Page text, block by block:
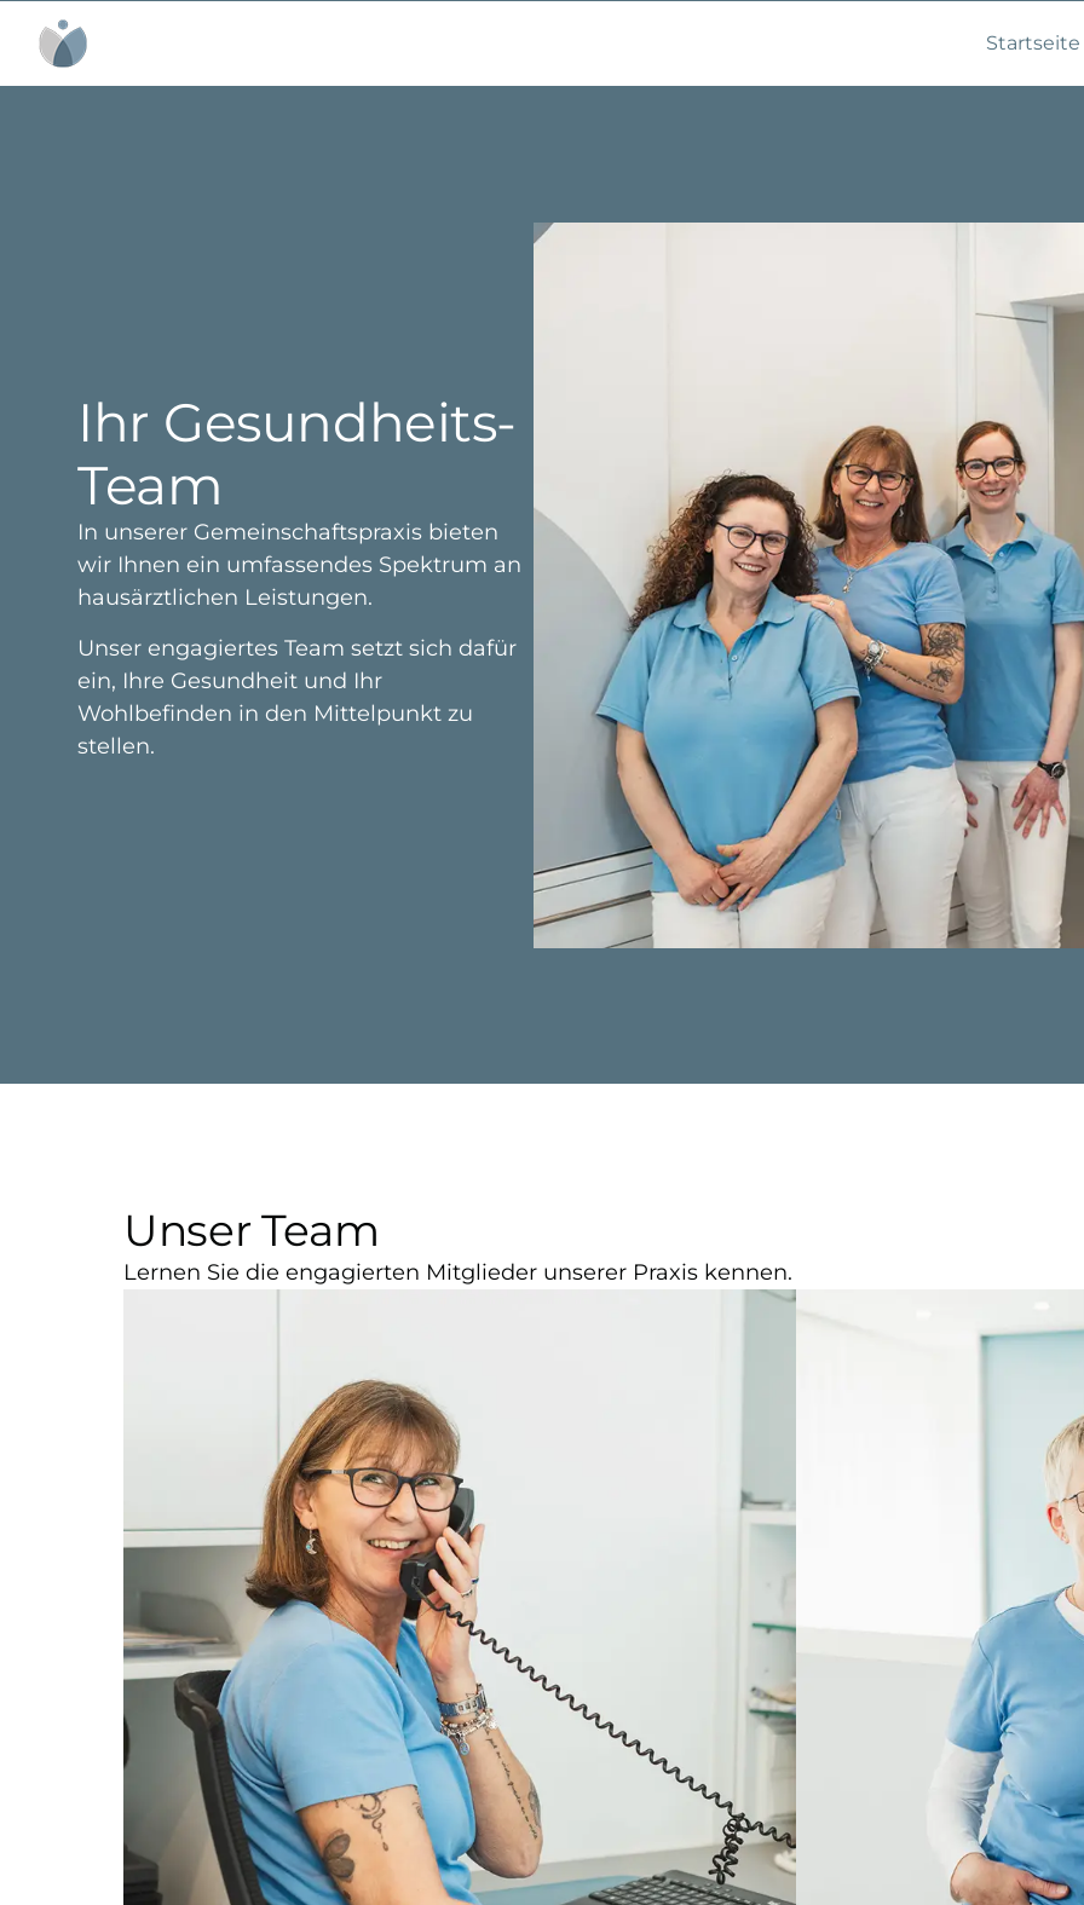
springen
Startseite
Ihr Gesundheits-
Team
In unserer Gemeinschaftspraxis bieten
wir Ihnen ein umfassendes Spektrum an
hausärztlichen Leistungen.
Unser engagiertes Team setzt sich dafür
ein, Ihre Gesundheit und Ihr
Wohlbefinden in den Mittelpunkt zu
stellen.
Unser Team
Lernen Sie die engagierten Mitglieder unserer Praxis kennen.